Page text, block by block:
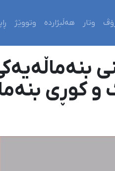
وتار هەڵبژاردە وتووێژ
و کوڕی